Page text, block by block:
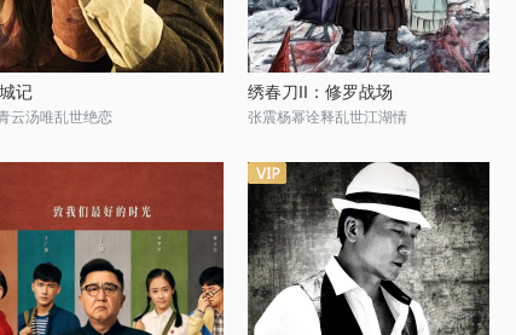
记
云汤唯乱世绝恋
绣春刀II：修罗战场
张震杨幂诠释乱世江湖情